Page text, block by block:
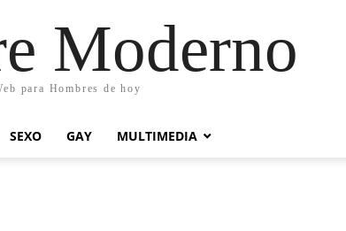
Moderno
para Hombres de hoy
SEXO GAY MULTIMEDIA